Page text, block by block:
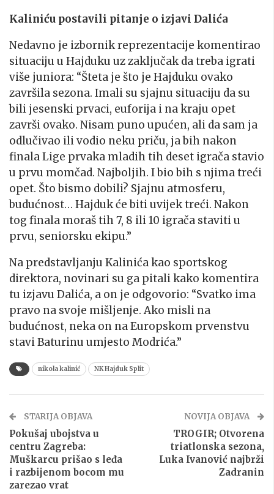
Kaliniću postavili pitanje o izjavi Dalića
Nedavno je izbornik reprezentacije komentirao
situaciju u Hajduku uz zaključak da treba igrati
više juniora: “Šteta je što je Hajduku ovako
završila sezona. Imali su sjajnu situaciju da su
bili jesenski prvaci, euforija i na kraju opet
završi ovako. Nisam puno upućen, ali da sam ja
odlučivao ili vodio neku priču, ja bih nakon
finala Lige prvaka mladih tih deset igrača stavio
u prvu momčad. Najboljih. I bio bih s njima treći
opet. Što bismo dobili? Sjajnu atmosferu,
budućnost… Hajduk će biti uvijek treći. Nakon
tog finala moraš tih 7, 8 ili 10 igrača staviti u
prvu, seniorsku ekipu.”
Na predstavljanju Kalinića kao sportskog
direktora, novinari su ga pitali kako komentira
tu izjavu Dalića, a on je odgovorio: “Svatko ima
pravo na svoje mišljenje. Ako misli na
budućnost, neka on na Europskom prvenstvu
stavi Baturinu umjesto Modrića.”
nikola kalinić NK Hajduk Split
STARIJA OBJAVA
Pokušaj ubojstva u
centru Zagreba:
Muškarcu prišao s leđa
i razbijenom bocom mu
zarezao vrat
NOVIJA OBJAVA
TROGIR; Otvorena
triatlonska sezona,
Luka Ivanović najbrži
Zadranin